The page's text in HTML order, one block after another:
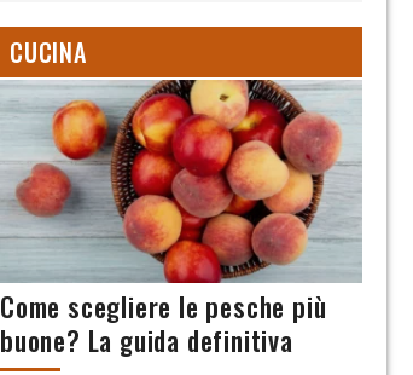
CUCINA
Come scegliere le pesche più
buone? La guida definitiva